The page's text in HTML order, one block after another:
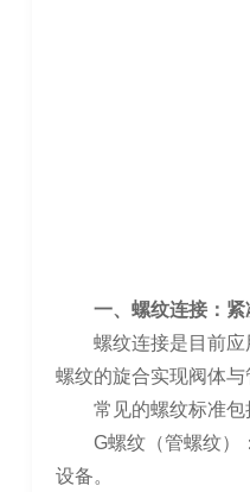
一、螺纹连接：
螺纹连接是目前
螺纹的旋合实现阀体与
常见的螺纹标准包
G螺纹（管螺纹）
设备。